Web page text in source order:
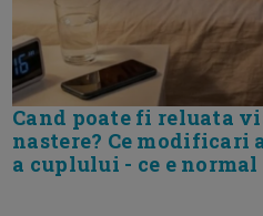
Cand poate fi reluata
nastere? Ce
a cuplului - ce e normal